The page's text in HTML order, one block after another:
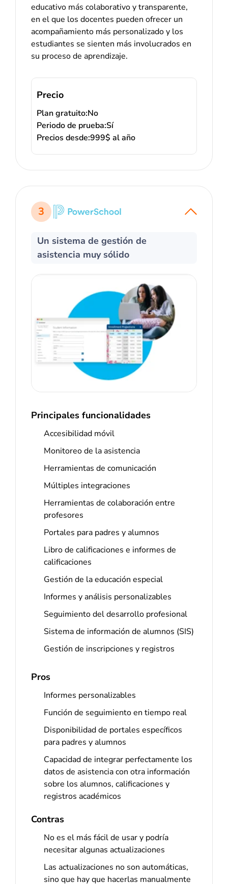
educativo más colaborativo y transparente,
en el que los docentes pueden ofrecer un
acompañamiento más personalizado y los
estudiantes se sienten más involucrados en
su proceso de aprendizaje.
Precio
Plan gratuito:No
Periodo de prueba:Sí
Precios desde:999$ al año
3
Un sistema de gestión de
asistencia muy sólido
Principales funcionalidades
Accesibilidad móvil
Monitoreo de la asistencia
Herramientas de comunicación
Múltiples integraciones
Herramientas de colaboración entre
profesores
Portales para padres y alumnos
Libro de calificaciones e informes de
calificaciones
Gestión de la educación especial
Informes y análisis personalizables
Seguimiento del desarrollo profesional
Sistema de información de alumnos (SIS)
Gestión de inscripciones y registros
Pros
Informes personalizables
Función de seguimiento en tiempo real
Disponibilidad de portales específicos
para padres y alumnos
Capacidad de integrar perfectamente los
datos de asistencia con otra información
sobre los alumnos, calificaciones y
registros académicos
Contras
No es el más fácil de usar y podría
necesitar algunas actualizaciones
Las actualizaciones no son automáticas,
sino que hay que hacerlas manualmente